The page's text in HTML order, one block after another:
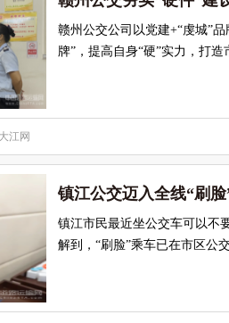
赣州公交公司以党建+“虔城”
牌”，提高自身“硬”实力，打
江网
镇江公交迈入全线“刷
镇江市民最近坐公交车可以不
解到，“刷脸”乘车已在市区公